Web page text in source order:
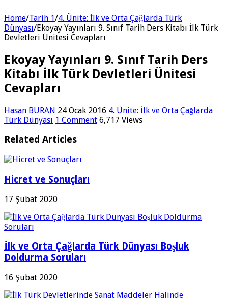
Home/Tarih 1/4. Ünite: İlk ve Orta Çağlarda Türk
Dünyası/Ekoyay Yayınları 9. Sınıf Tarih Ders Kitabı İlk Türk
Devletleri Ünitesi Cevapları
Ekoyay Yayınları 9. Sınıf Tarih Ders
Kitabı İlk Türk Devletleri Ünitesi
Cevapları
Hasan BURAN 24 Ocak 2016 4. Ünite: İlk ve Orta Çağlarda
Türk Dünyası 1 Comment 6,717 Views
Related Articles
Hicret ve Sonuçları
17 Şubat 2020
İlk ve Orta Çağlarda Türk Dünyası Boşluk
Doldurma Soruları
16 Şubat 2020